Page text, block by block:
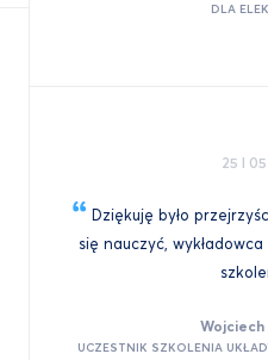
DLA
25 I
Dziękuję było
się nauczyć,
UCZESTNIK SZKOLENIA